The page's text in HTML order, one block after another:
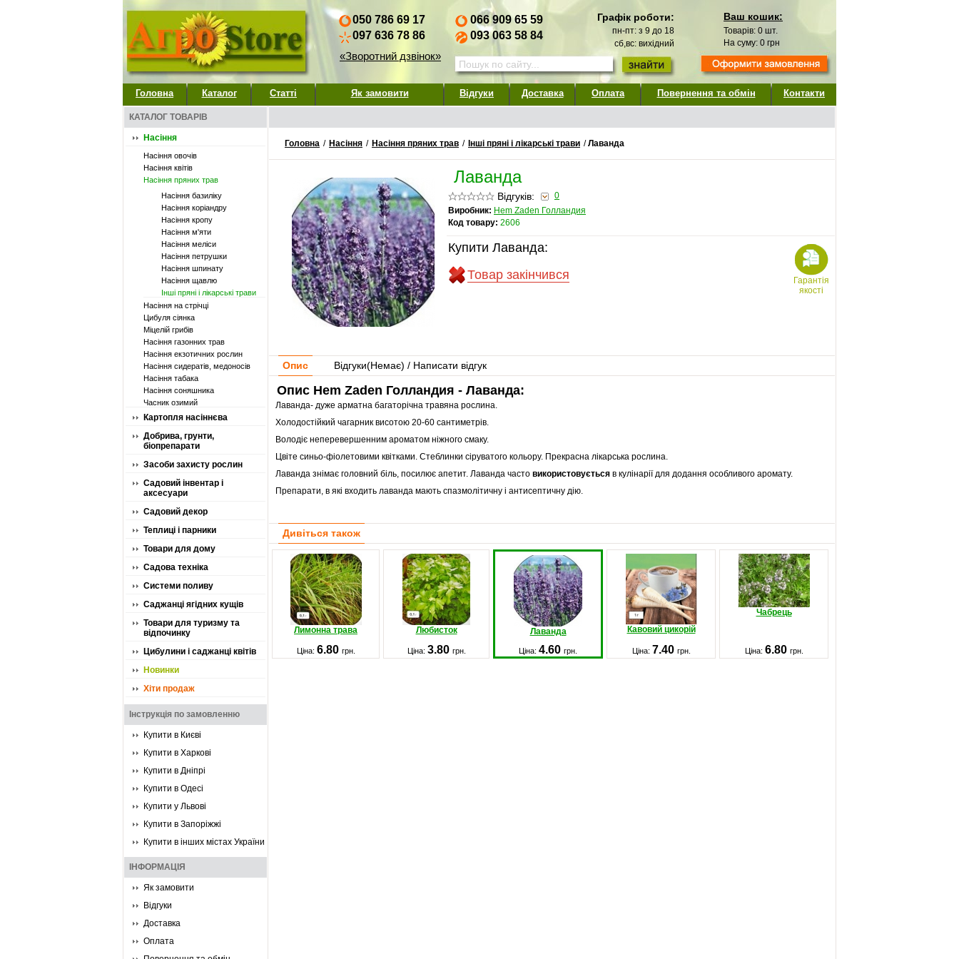
050 786 69 17
097 636 78 86
«Зворотний дзвінок»
066 909 65 59
093 063 58 84
Графік роботи:
пн-пт: з 9 до 18
сб,вс: вихідний
Ваш кошик:
Товарів: 0 шт.
На суму: 0 грн
Головна Каталог Статті Як замовити Відгуки Доставка Оплата Повернення та обмін Контакти
КАТАЛОГ ТОВАРІВ
Насіння
Насіння овочів
Насіння квітів
Насіння пряних трав
Насіння базиліку
Насіння коріандру
Насіння кропу
Насіння м'яти
Насіння меліси
Насіння петрушки
Насіння шпинату
Насіння щавлю
Інші пряні і лікарські трави
Насіння на стрічці
Цибуля сіянка
Міцелій грибів
Насіння газонних трав
Насіння екзотичних рослин
Насіння сидератів, медоносів
Насіння табака
Насіння соняшника
Часник озимий
Картопля насіннєва
Добрива, грунти,
біопрепарати
Засоби захисту рослин
Садовий інвентар і
аксесуари
Садовий декор
Теплиці і парники
Товари для дому
Садова техніка
Системи поливу
Саджанці ягідних кущів
Товари для туризму та
відпочинку
Цибулини і саджанці квітів
Новинки
Хіти продаж
Інструкція по замовленню
Купити в Києві
Купити в Харкові
Купити в Дніпрі
Купити в Одесі
Купити у Львові
Купити в Запоріжжі
Купити в інших містах України
ІНФОРМАЦІЯ
Як замовити
Відгуки
Доставка
Оплата
Головна / Насіння / Насіння пряних трав / Інші пряні і лікарські трави /Лаванда
Лаванда
Відгуків:
0
Виробник: Hem Zaden Голландия
Код товару: 2606
Купити Лаванда:
Товар закінчився
Гарантія
якості
Опис Відгуки(Немає) / Написати відгук
Опис Hem Zaden Голландия - Лаванда:
Лаванда- дуже арматна багаторічна травяна рослина.
Холодостійкий чагарник висотою 20-60 сантиметрів.
Володіє неперевершенним ароматом ніжного смаку.
Цвіте синьо-фіолетовими квітками. Стеблинки сіруватого кольору. Прекрасна лікарська рослина.
Лаванда знімає головний біль, посилює апетит. Лаванда часто використовується в кулінарії для додання особливого аромату.
Препарати, в які входить лаванда мають спазмолітичну і антисептичну дію.
Дивіться також
Лимонна трава Любисток Лаванда Кавовий цикорій
Чабрець
Ціна: 6.80 грн. Ціна: 3.80 грн. Ціна: 4.60 грн. Ціна: 7.40 грн. Ціна: 6.80 грн.